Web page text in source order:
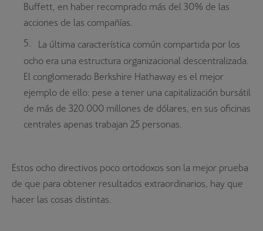
Buffett, en haber recomprado más del 30% de las
acciones de las compañías.
La última característica común compartida por los
ocho era una estructura organizacional descentralizada.
El conglomerado Berkshire Hathaway es el mejor
ejemplo de ello: pese a tener una capitalización bursátil
de más de 320.000 millones de dólares, en sus oficinas
centrales apenas trabajan 25 personas.
Estos ocho directivos poco ortodoxos son la mejor prueba
de que para obtener resultados extraordinarios, hay que
hacer las cosas distintas.